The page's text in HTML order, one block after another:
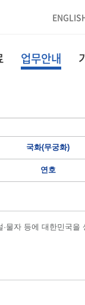
업무안내
국화(무궁화)
연호
물자 등에 대한민국을